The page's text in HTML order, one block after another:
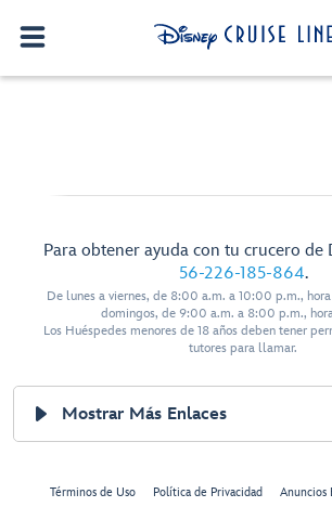
Para obtener ayuda con tu crucero de
56-226-185-864.
De lunes a viernes, de 8:00 a.m. a 10:00 p.m.,
domingos, de 9:00 a.m. a 8:00 p.m.,
Los Huéspedes menores de 18 años deben tener
tutores para llamar.
Mostrar Más Enlaces
Términos de Uso Política de Privacidad Anuncios